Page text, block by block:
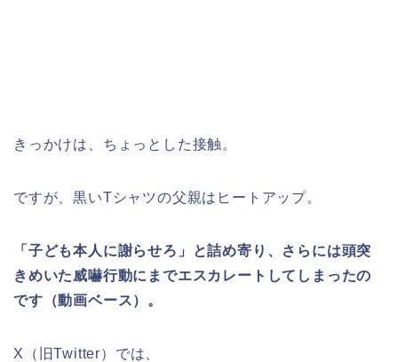
きっかけは、ちょっとした接触。
ですが、黒いTシャツの父親はヒートアップ。
「子ども本人に謝らせろ」と詰め寄り、さらには頭突
きめいた威嚇行動にまでエスカレートしてしまったの
です（動画ベース）。
X（旧Twitter）では、